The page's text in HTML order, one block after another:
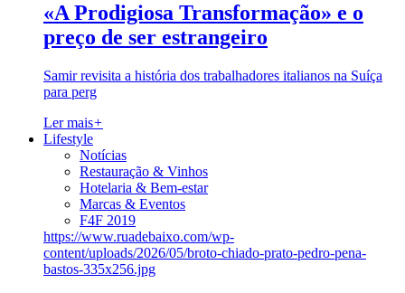
«A Prodigiosa Transformação» e o
preço de ser estrangeiro
Samir revisita a história dos trabalhadores italianos na Suíça
para perg
Ler mais+
Lifestyle
Notícias
Restauração & Vinhos
Hotelaria & Bem-estar
Marcas & Eventos
F4F 2019
https://www.ruadebaixo.com/wp-
content/uploads/2026/05/broto-chiado-prato-pedro-pena-
bastos-335x256.jpg